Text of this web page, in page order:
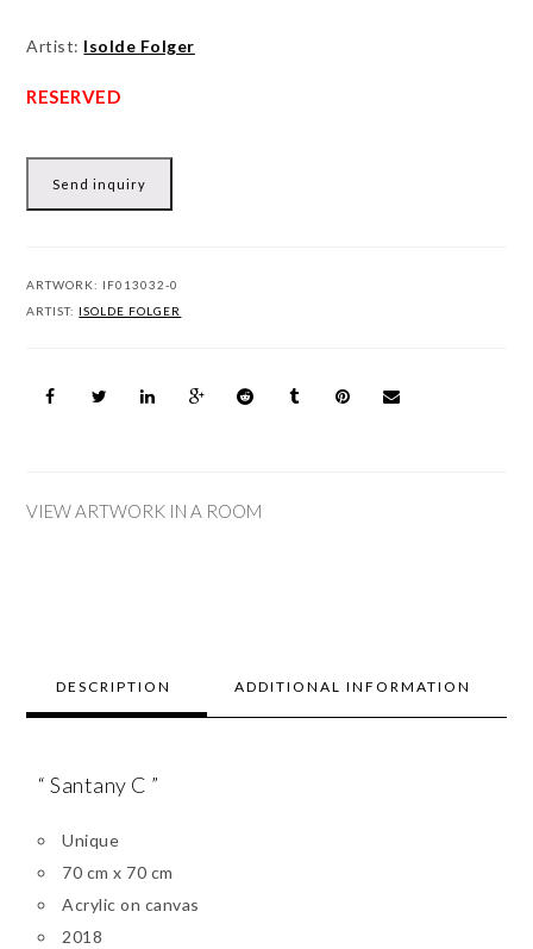
Artist: Isolde Folger
Send inquiry
ARTWORK: IF013032-0
ARTIST: ISOLDE FOLGER
VIEW ARTWORK IN A ROOM
DESCRIPTION ADDITIONAL INFORMATION
“ Santany C ”
Unique
70 cm x 70 cm
Acrylic on canvas
2018